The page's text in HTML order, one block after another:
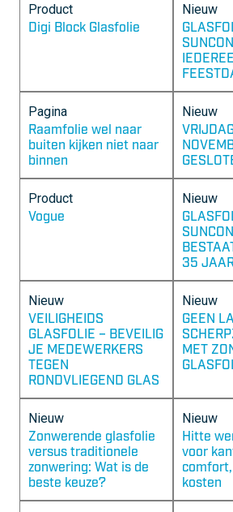
Product
Digi Block Glasfolie
Nieuw
Pagina
Raamfolie wel naar
buiten kijken niet naar
binnen
Nieuw
Product
Vogue
Nieuw
35
Nieuw
VEILIGHEIDS
GLASFOLIE – BEVEILIG
JE MEDEWERKERS
TEGEN
RONDVLIEGEND GLAS
Nieuw
GEEN
MET
Nieuw
Zonwerende glasfolie
versus traditionele
zonwering: Wat is de
beste keuze?
Nieuw
Hitte
voor
kosten